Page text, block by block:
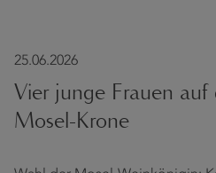
25.06.2026
Vier junge Frauen
Mosel-Krone